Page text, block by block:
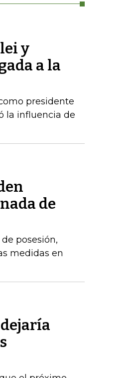
y
a la
presidente
la influencia de
de
posesión,
medidas en